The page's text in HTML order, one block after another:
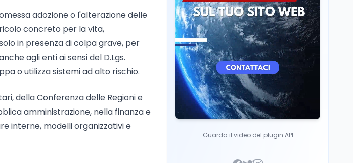
adozione o l'alterazione delle
concreto per la vita,
in presenza di colpa grave, per
agli enti ai sensi del D.Lgs.
o utilizza sistemi ad alto rischio.
della Conferenza delle Regioni e
amministrazione, nella finanza e
interne, modelli organizzativi e
Franca Ghitti a Santa
Giulia: il quarto capitolo
dei Palcoscenici
Guarda il video del plugin API